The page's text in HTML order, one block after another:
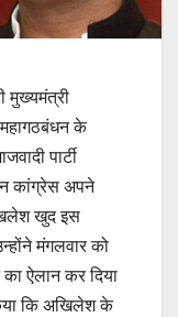
मुख्‍यमंत्री
के
पार्टी
कांग्रेस अपने
खुद इस
मंगलवार को
ऐलान कर दिया
कि अखिलेश के